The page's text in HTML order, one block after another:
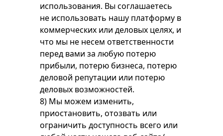
использования. Вы соглашаетесь
не использовать нашу платформу в
коммерческих или деловых целях, и
что мы не несем ответственности
перед вами за любую потерю
прибыли, потерю бизнеса, потерю
деловой репутации или потерю
деловых возможностей.
8) Мы можем изменить,
приостановить, отозвать или
ограничить доступность всего или